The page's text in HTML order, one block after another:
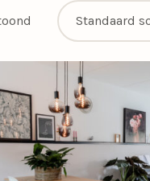
Uplighters
Vaaslampen